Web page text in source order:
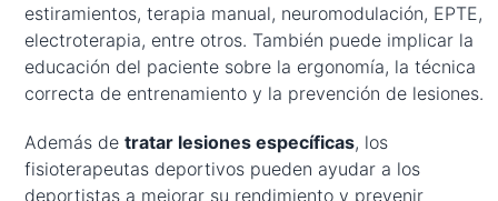
estiramientos, terapia manual, neuromodulación, EPTE,
electroterapia, entre otros. También puede implicar la
educación del paciente sobre la ergonomía, la técnica
correcta de entrenamiento y la prevención de lesiones.
Además detratar lesiones específicas, los
fisioterapeutas deportivos pueden ayudar a los
deportistas a mejorar su rendimiento y prevenir